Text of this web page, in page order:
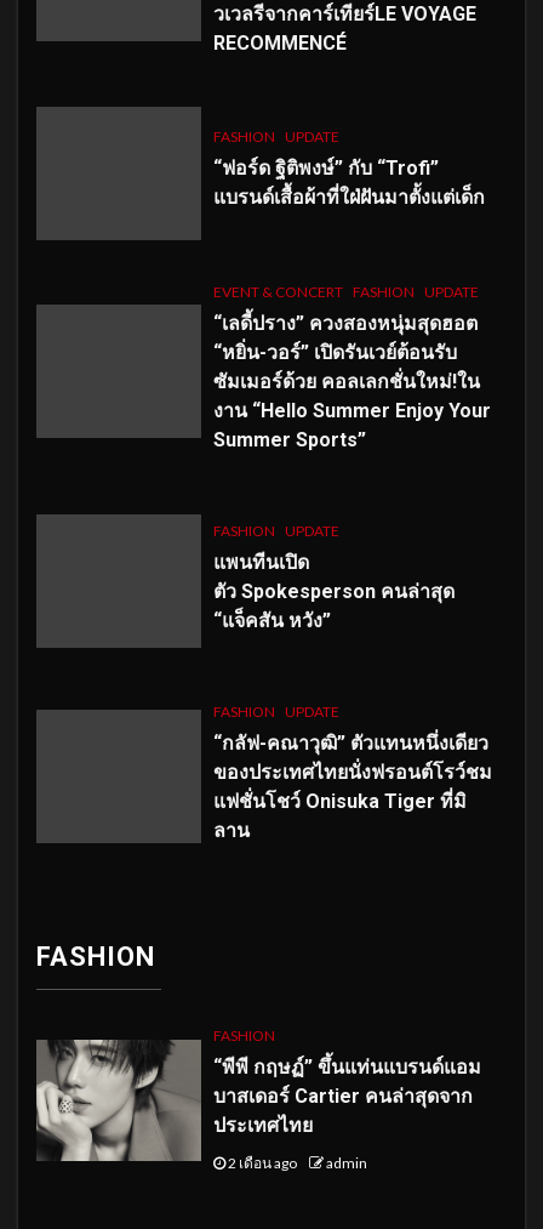
วเวลรีจากคาร์เทียร์LE VOYAGE
RECOMMENCÉ
FASHION UPDATE
“ฟอร์ด ฐิติพงษ์” กับ “Trofi”
แบรนด์เสื้อผ้าที่ใฝ่ฝันมาตั้งแต่เด็ก
EVENT & CONCERT FASHION UPDATE
“เลดี้ปราง” ควงสองหนุ่มสุดฮอต
“หยิ่น-วอร์” เปิดรันเวย์ต้อนรับ
ซัมเมอร์ด้วย คอลเลกชั่นใหม่!ใน
งาน “Hello Summer Enjoy Your
Summer Sports”
FASHION UPDATE
แพนทีนเปิด
ตัว Spokesperson คนล่าสุด
“แจ็คสัน หวัง”
FASHION UPDATE
“กลัฟ-คณาวุฒิ” ตัวแทนหนึ่งเดียว
ของประเทศไทยนั่งฟรอนต์โรว์ชม
แฟชั่นโชว์ Onisuka Tiger ที่มิ
ลาน
FASHION
FASHION
“พีพี กฤษฏ์” ขึ้นแท่นแบรนด์แอม
บาสเดอร์ Cartier คนล่าสุดจาก
ประเทศไทย
2 เดือน ago admin